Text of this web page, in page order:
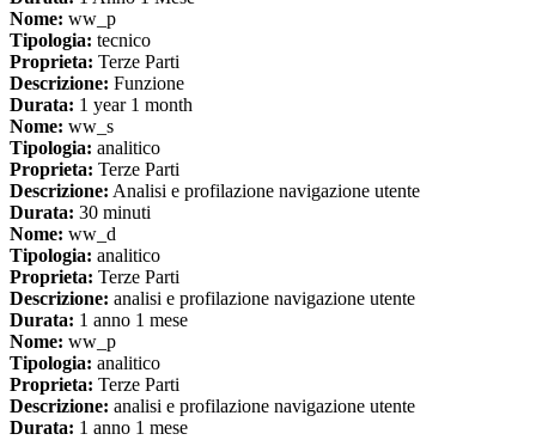
Nome: ww_p
Tipologia: tecnico
Proprieta: Terze Parti
Descrizione: Funzione
Durata: 1 year 1 month
Nome: ww_s
Tipologia: analitico
Proprieta: Terze Parti
Descrizione: Analisi e profilazione navigazione utente
Durata: 30 minuti
Nome: ww_d
Tipologia: analitico
Proprieta: Terze Parti
Descrizione: analisi e profilazione navigazione utente
Durata: 1 anno 1 mese
Nome: ww_p
Tipologia: analitico
Proprieta: Terze Parti
Descrizione: analisi e profilazione navigazione utente
Durata: 1 anno 1 mese